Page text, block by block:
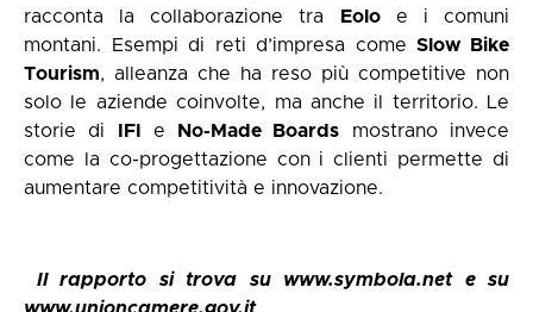
racconta la collaborazione tra
Eoloe i comuni
montani. Esempi di reti d’impresa comeSlow Bike
Tourism, alleanza che ha reso più competitive non
solo le aziende coinvolte, ma anche il territorio. Le
storie di
IFI e No-Made Boards mostrano invece
come la co-progettazione con i clienti permette di
aumentare competitività e innovazione.
Il rapporto si trova su www.symbola.nete su